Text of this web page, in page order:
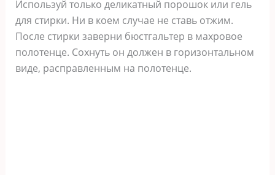
Используй только деликатный порошок или гель
для стирки. Ни в коем случае не ставь отжим.
После стирки заверни бюстгальтер в махровое
полотенце. Сохнуть он должен в горизонтальном
виде, расправленным на полотенце.